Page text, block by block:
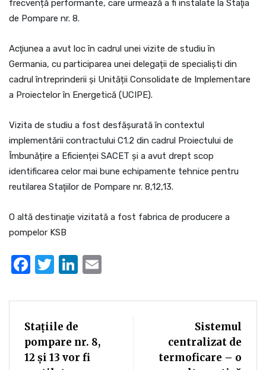
frecvență performante, care urmează a fi instalate la Staţia
de Pompare nr. 8.
Acţiunea a avut loc în cadrul unei vizite de studiu în
Germania, cu participarea unei delegații de specialiști din
cadrul întreprinderii și Unității Consolidate de Implementare
a Proiectelor în Energetică (UCIPE).
Vizita de studiu a fost desfăşurată în contextul
implementării contractului C1.2 din cadrul Proiectului de
Îmbunățire a Eficienței SACET şi a avut drept scop
identificarea celor mai bune echipamente tehnice pentru
reutilarea Staţiilor de Pompare nr. 8,12,13.
O altă destinaţie vizitată a fost fabrica de producere a
pompelor KSB
Facebook
TwitterLinkedIn
Stațiile de
pompare nr. 8,
12 și 13 vor fi
Sistemul
centralizat de
termoficare – o